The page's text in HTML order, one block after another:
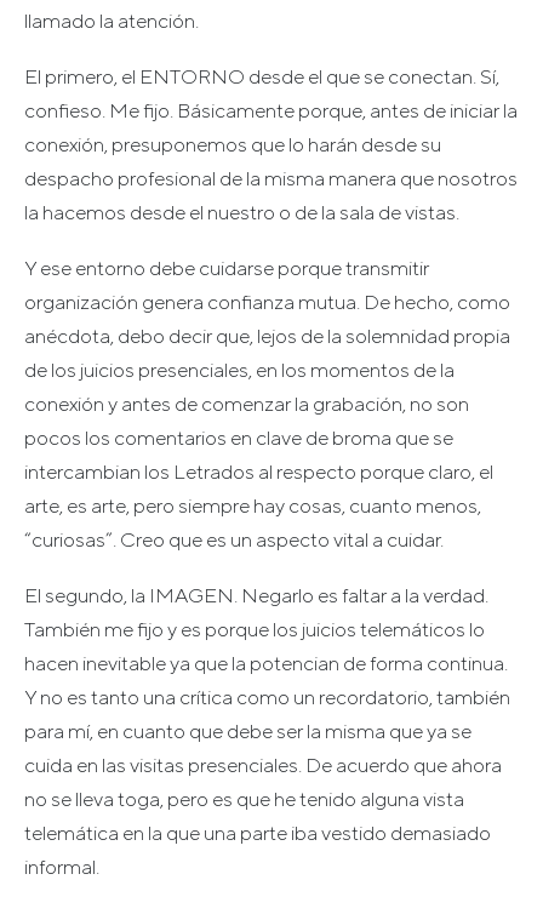
llamado la atención.
El primero, el ENTORNO desde el que se conectan. Sí,
confieso. Me fijo. Básicamente porque, antes de iniciar la
conexión, presuponemos que lo harán desde su
despacho profesional de la misma manera que nosotros
la hacemos desde el nuestro o de la sala de vistas.
Y ese entorno debe cuidarse porque transmitir
organización genera confianza mutua. De hecho, como
anécdota, debo decir que, lejos de la solemnidad propia
de los juicios presenciales, en los momentos de la
conexión y antes de comenzar la grabación, no son
pocos los comentarios en clave de broma que se
intercambian los Letrados al respecto porque claro, el
arte, es arte, pero siempre hay cosas, cuanto menos,
“curiosas”. Creo que es un aspecto vital a cuidar.
El segundo, la IMAGEN. Negarlo es faltar a la verdad.
También me fijo y es porque los juicios telemáticos lo
hacen inevitable ya que la potencian de forma continua.
Y no es tanto una crítica como un recordatorio, también
para mí, en cuanto que debe ser la misma que ya se
cuida en las visitas presenciales. De acuerdo que ahora
no se lleva toga, pero es que he tenido alguna vista
telemática en la que una parte iba vestido demasiado
informal.